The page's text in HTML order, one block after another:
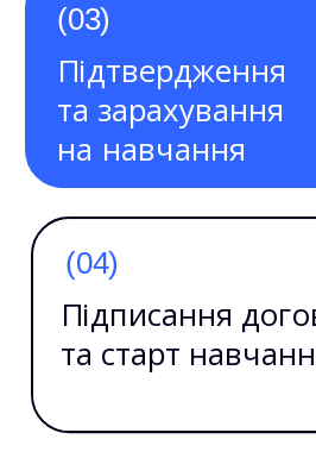
(03)
(04)
Підтвердження
та зарахування
на навчання
Підписання
та старт